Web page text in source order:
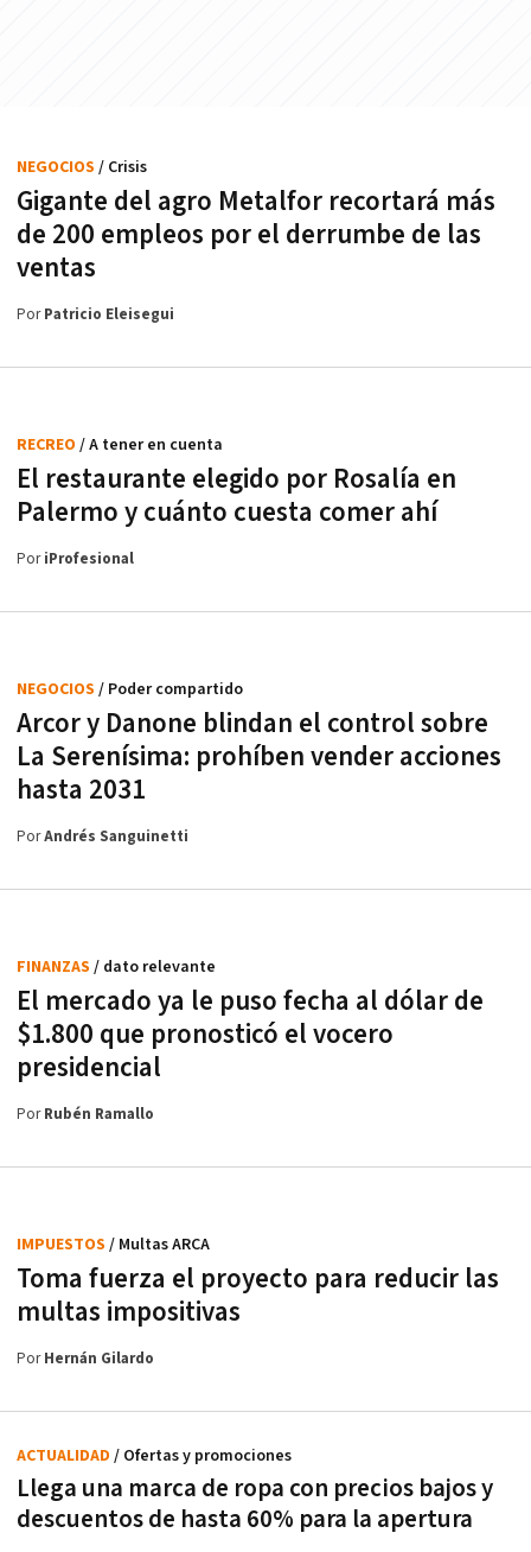
Gigante del agro Metalfor recortará más
de 200 empleos por el derrumbe de las
ventas
NEGOCIOS / Crisis
PorPatricio Eleisegui
El restaurante elegido por Rosalía en
Palermo y cuánto cuesta comer ahí
RECREO / A tener en cuenta
PoriProfesional
Arcor y Danone blindan el control sobre
La Serenísima: prohíben vender acciones
hasta 2031
NEGOCIOS / Poder compartido
PorAndrés Sanguinetti
El mercado ya le puso fecha al dólar de
$1.800 que pronosticó el vocero
presidencial
FINANZAS / dato relevante
PorRubén Ramallo
Toma fuerza el proyecto para reducir las
multas impositivas
IMPUESTOS / Multas ARCA
PorHernán Gilardo
Llega una marca de ropa con precios bajos y
descuentos de hasta 60% para la apertura
ACTUALIDAD / Ofertas y promociones